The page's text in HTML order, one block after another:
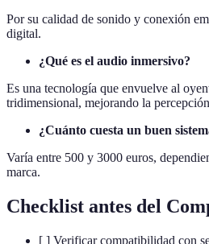
Por su calidad de sonido y conexión
digital.
¿Qué es el audio inmersivo?
Es una tecnología que envuelve al
tridimensional, mejorando la
¿Cuánto cuesta un buen
Varía entre 500 y 3000 euros,
marca.
Checklist antes del
[ ] Verificar compatibilidad con